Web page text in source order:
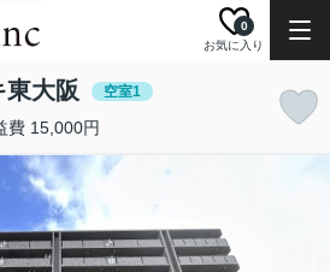
お気に入り
0
東大阪 空室1
費 15,000円